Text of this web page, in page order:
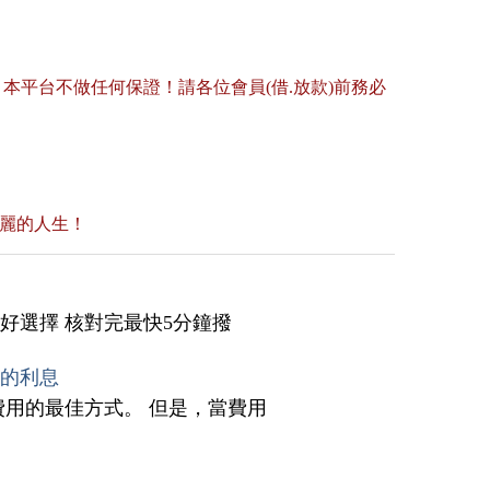
平台不做任何保證！請各位會員(借.放款)前務必
的人生！
選擇 核對完最快5分鐘撥
利息
的最佳方式。 但是，當費用